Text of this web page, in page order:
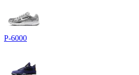
P-6000